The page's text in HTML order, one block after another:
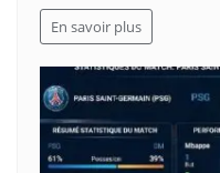
En savoir plus